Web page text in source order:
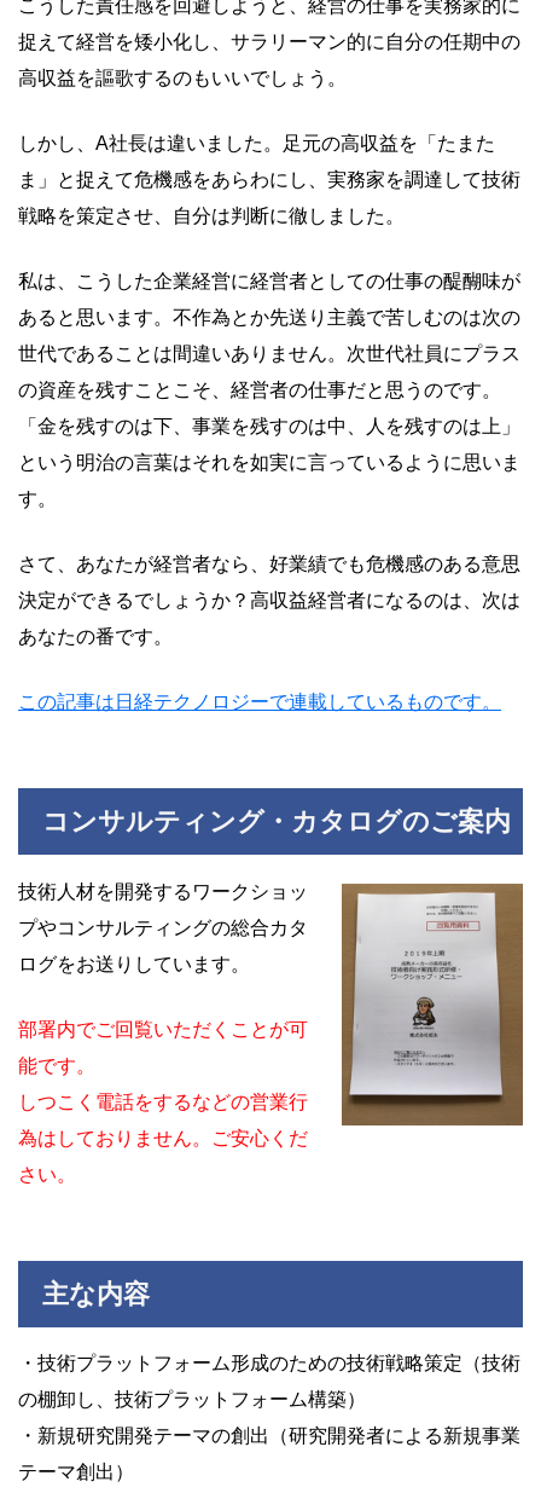
こうした責任感を回避しようと、経営の仕事を実務家的に
捉えて経営を矮小化し、サラリーマン的に自分の任期中の
高収益を謳歌するのもいいでしょう。
しかし、A社長は違いました。足元の高収益を「たまた
ま」と捉えて危機感をあらわにし、実務家を調達して技術
戦略を策定させ、自分は判断に徹しました。
私は、こうした企業経営に経営者としての仕事の醍醐味が
あると思います。不作為とか先送り主義で苦しむのは次の
世代であることは間違いありません。次世代社員にプラス
の資産を残すことこそ、経営者の仕事だと思うのです。
「金を残すのは下、事業を残すのは中、人を残すのは上」
という明治の言葉はそれを如実に言っているように思いま
す。
さて、あなたが経営者なら、好業績でも危機感のある意思
決定ができるでしょうか？高収益経営者になるのは、次は
あなたの番です。
この記事は日経テクノロジーで連載しているものです。
コンサルティング・カタログのご案内
技術人材を開発するワークショッ
プやコンサルティングの総合カタ
ログをお送りしています。
部署内でご回覧いただくことが可
能です。
しつこく電話をするなどの営業行
為はしておりません。ご安心くだ
さい。
主な内容
・技術プラットフォーム形成のための技術戦略策定（技術
の棚卸し、技術プラットフォーム構築）
・新規研究開発テーマの創出（研究開発者による新規事業
テーマ創出）